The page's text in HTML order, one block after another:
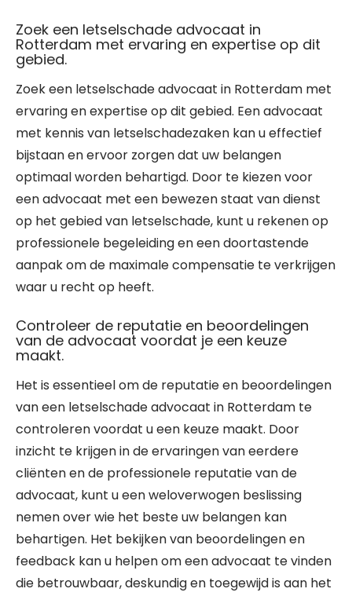
Zoek een letselschade advocaat in
Rotterdam met ervaring en expertise op dit
gebied.
Zoek een letselschade advocaat in Rotterdam met
ervaring en expertise op dit gebied. Een advocaat
met kennis van letselschadezaken kan u effectief
bijstaan en ervoor zorgen dat uw belangen
optimaal worden behartigd. Door te kiezen voor
een advocaat met een bewezen staat van dienst
op het gebied van letselschade, kunt u rekenen op
professionele begeleiding en een doortastende
aanpak om de maximale compensatie te verkrijgen
waar u recht op heeft.
Controleer de reputatie en beoordelingen
van de advocaat voordat je een keuze
maakt.
Het is essentieel om de reputatie en beoordelingen
van een letselschade advocaat in Rotterdam te
controleren voordat u een keuze maakt. Door
inzicht te krijgen in de ervaringen van eerdere
cliënten en de professionele reputatie van de
advocaat, kunt u een weloverwogen beslissing
nemen over wie het beste uw belangen kan
behartigen. Het bekijken van beoordelingen en
feedback kan u helpen om een advocaat te vinden
die betrouwbaar, deskundig en toegewijd is aan het